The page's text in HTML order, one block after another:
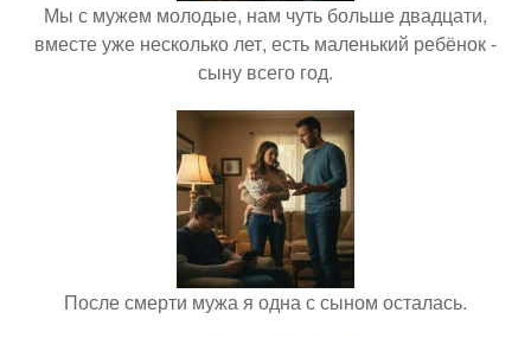
Мы с мужем молодые, нам чуть больше двадцати,
вместе уже несколько лет, есть маленький ребёнок -
сыну всего год.
После смерти мужа я одна с сыном осталась.